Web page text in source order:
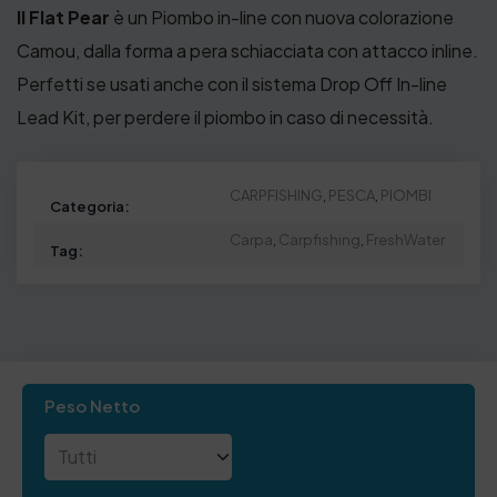
€
.
Il Flat Pear è un Piombo in-line con nuova colorazione
Camou, dalla forma a pera schiacciata con attacco inline.
Perfetti se usati anche con il sistema Drop Off In-line
Lead Kit, per perdere il piombo in caso di necessità.
Categoria:
CARPFISHING PESCA, PIOMBI
Tag:
Carpa Carpfishing FreshWater
Peso Netto